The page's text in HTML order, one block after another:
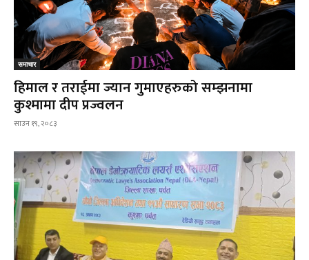
समाचार
हिमाल र तराईमा ज्यान गुमाएहरुको सम्झनामा
कुश्मामा दीप प्रज्वलन
साउन १९, २०८३